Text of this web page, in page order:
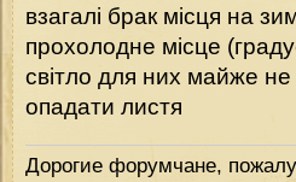
взагалі брак місця на
прохолодне місце
світло для них майже
опадати листя
Дорогие форумчане,